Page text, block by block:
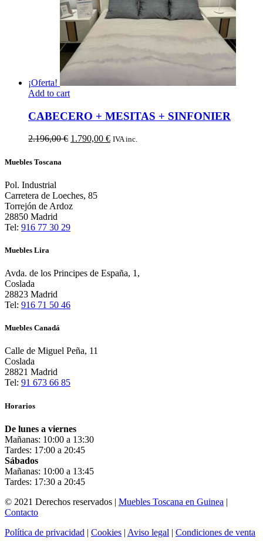
¡Oferta!
Add to cart
CABECERO + MESITAS + SINFONIER
2.196,00€ El
1.790,00 €ElIVA inc.
Muebles Toscana
Pol. Industrial
Carretera de Loeches, 85
Torrejón de Ardoz
28850 Madrid
Tel: 916 77 30 29
Muebles Lira
Avda. de los Principes de España, 1,
Coslada
28823 Madrid
Tel: 916 71 50 46
Muebles Canadá
Calle de Miguel Peña, 11
Coslada
28821 Madrid
Tel: 91 673 66 85
Horarios
De lunes a viernes
Mañanas: 10:00 a 13:30
Tardes: 17:00 a 20:45
Sábados
Mañanas: 10:00 a 13:45
Tardes: 17:30 a 20:45
© 2021 Derechos reservados | Muebles Toscana en Guinea |
Contacto
Política de privacidad | Cookies | Aviso legal | Condiciones de venta